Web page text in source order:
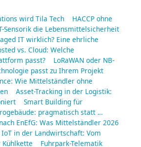
wird Tila Tech
HACCP ohne
Sensorik die Lebensmittelsicherheit
IT wirklich? Eine ehrliche
vs. Cloud: Welche
passt?
LoRaWAN oder NB-
passt zu Ihrem Projekt
Wie Mittelständler ohne
Asset-Tracking in der Logistik:
Smart Building für
pragmatisch statt …
EnEfG: Was Mittelständler 2026
IoT in der Landwirtschaft: Vom
Kühlkette
Fuhrpark-Telematik